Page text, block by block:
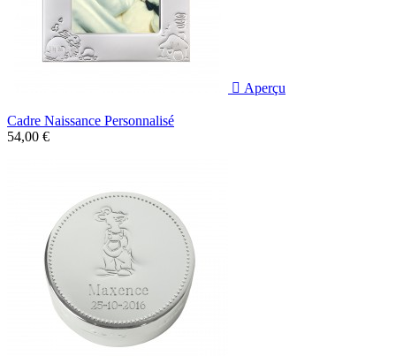
 Aperçu
Cadre Naissance Personnalisé
54,00 €